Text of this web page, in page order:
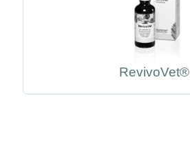
RevivoVet®